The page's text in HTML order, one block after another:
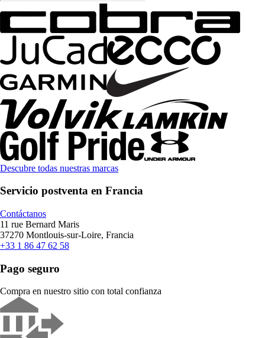
Descubre todas nuestras marcas
Servicio postventa en Francia
Contáctanos
11 rue Bernard Maris
37270 Montlouis-sur-Loire, Francia
+33 1 86 47 62 58
Pago seguro
Compra en nuestro sitio con total confianza